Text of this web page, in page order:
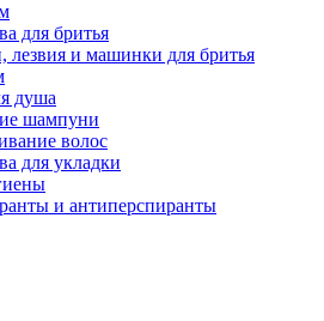
для бритья
лезвия и машинки для бритья
душа
шампуни
волос
для укладки
и антиперспиранты